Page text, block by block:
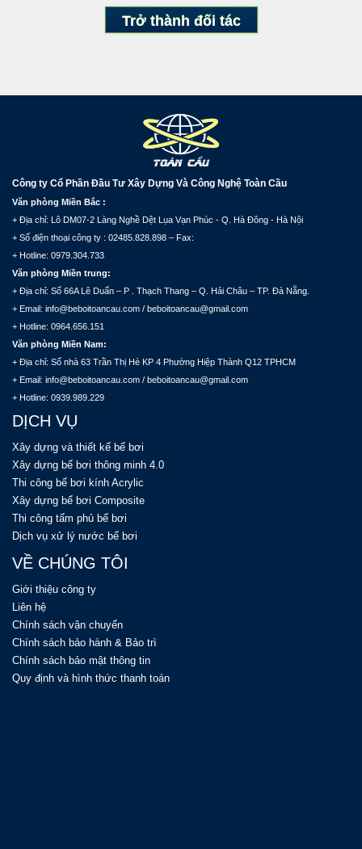
Trở thành đối tác
Công ty Cổ Phần Đầu Tư Xây Dựng Và Công Nghệ Toàn Cầu
Văn phòng Miền Bắc :
+ Địa chỉ: Lô DM07-2 Làng Nghề Dệt Lụa Vạn Phúc - Q. Hà Đông - Hà Nội
+ Số điện thoại công ty : 02485.828.898 – Fax:
+ Hotline: 0979.304.733
Văn phòng Miền trung:
+ Địa chỉ: Số 66A Lê Duẩn – P . Thạch Thang – Q. Hải Châu – TP. Đà Nẵng.
+ Email: info@beboitoancau.com / beboitoancau@gmail.com
+ Hotline: 0964.656.151
Văn phòng Miền Nam:
+ Địa chỉ: Số nhà 63 Trần Thị Hè KP 4 Phường Hiệp Thành Q12 TPHCM
+ Email: info@beboitoancau.com / beboitoancau@gmail.com
+ Hotline: 0939.989.229
DỊCH VỤ
Xây dựng và thiết kế bể bơi
Xây dựng bể bơi thông minh 4.0
Thi công bể bơi kính Acrylic
Xây dựng bể bơi Composite
Thi công tấm phủ bể bơi
Dịch vụ xử lý nước bể bơi
VỀ CHÚNG TÔI
Giới thiệu công ty
Liên hệ
Chính sách vận chuyển
Chính sách bảo hành & Bảo trì
Chính sách bảo mật thông tin
Quy định và hình thức thanh toán